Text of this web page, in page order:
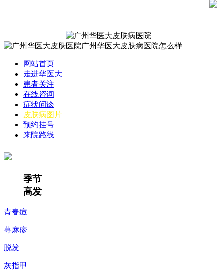
网站首页
走进华医大
患者关注
在线咨询
症状问诊
皮肤病图片
预约挂号
来院路线
季节
高发
青春痘
荨麻疹
脱发
灰指甲